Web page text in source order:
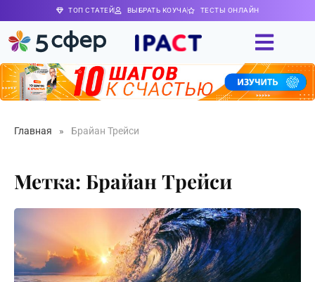
ТОП СТАТЕЙ ВЫБРАТЬ КОУЧА ТЕСТЫ ОНЛАЙН
Главная » Брайан Трейси
Метка: Брайан Трейси